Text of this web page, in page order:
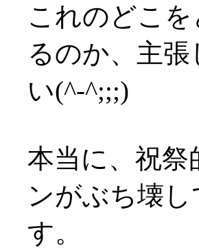
これのどこ
るのか、主
い(^-^;;;)
本当に、祝
ンがぶち壊
す。